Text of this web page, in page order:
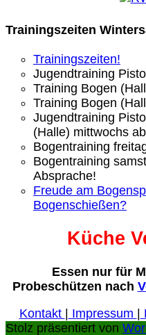
Trainingszeiten
Trainingszeiten!
Jugendtraining
Training Bogen
Training Bogen
Jugendtraining
(Halle) mittwochs
Bogentraining
Bogentraining
Absprache!
Freude am
Bogenschießen?
Küche
Essen nur für
Probeschützen nach
Kontakt
Impressum
Stolz präsentiert von